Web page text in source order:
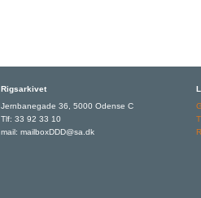
Rigsarkivet
Jernbanegade 36, 5000 Odense C
Tlf: 33 92 33 10
mail: mailboxDDD@sa.dk